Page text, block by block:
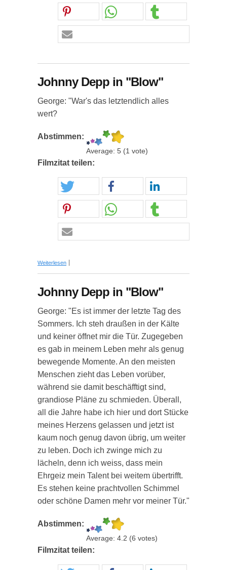
Johnny Depp in "Blow"
George: "War's das letztendlich alles
wert?
Abstimmen:
Average: 5 (1 vote)
Filmzitat teilen:
Weiterlesen über Johnny Depp in "Blow"
Johnny Depp in "Blow"
George: "Es ist immer der letzte Tag des
Sommers. Ich steh draußen in der Kälte
und keiner öffnet mir die Tür. Zugegeben
es gab in meinem Leben mehr als genug
bewegende Momente. An den meisten
Menschen zieht das Leben vorüber,
während sie damit beschäfftigt sind,
grandiose Pläne zu schmieden. Überall,
all die Jahre habe ich hier und dort Stücke
meines Herzens gelassen und jetzt ist
kaum noch genug davon übrig, um weiter
zu leben. Doch ich zwinge mich zu
lächeln, denn ich weiss, dass mein
Ehrgeiz mein Talent bei weitem übertrifft.
Es stehen keine prachtvollen Schimmel
oder schöne Damen mehr vor meiner Tür."
Abstimmen:
Average: 4.2 (6 votes)
Filmzitat teilen: